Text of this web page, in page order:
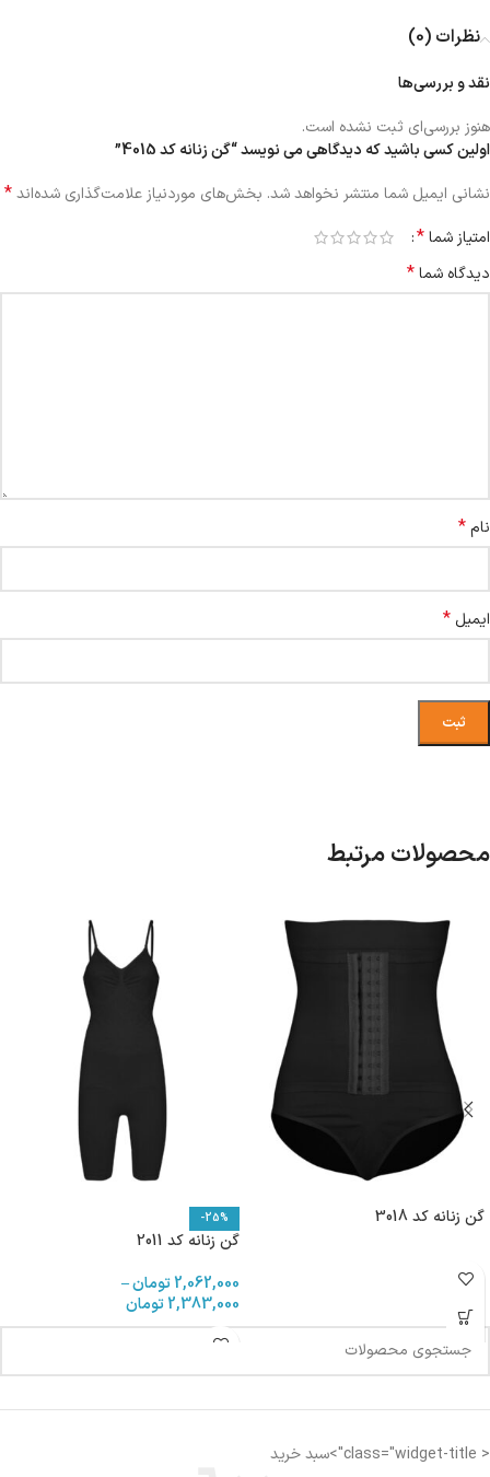
نظرات (0)
نقد و بررسی‌ها
هنوز بررسی‌ای ثبت نشده است.
اولین کسی باشید که دیدگاهی می نویسد “گن زنانه کد 4015”
نشانی ایمیل شما منتشر نخواهد شد. بخش‌های موردنیاز علامت‌گذاری شده‌اند*
امتیاز شما*
دیدگاه شما*
نام*
ایمیل *
محصولات مرتبط
گن زنانه کد 3018 -25%
گن زنانه کد 2011
2,062,000تومان–
2,383,000تومان
< class="widget-title">سبد خرید